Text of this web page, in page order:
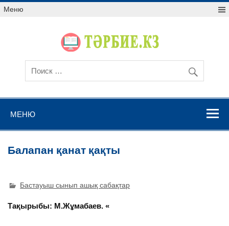
Меню
МЕНЮ
Балапан қанат қақты
Бастауыш сынып ашық сабақтар
Тақырыбы: М.Жұмабаев. «